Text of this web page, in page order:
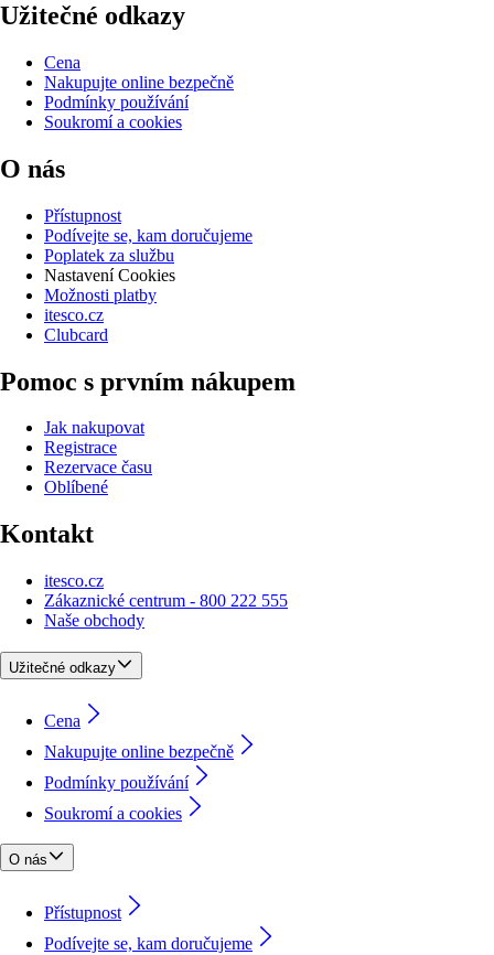
Užitečné odkazy
Cena
Nakupujte online bezpečně
Podmínky používání
Soukromí a cookies
O nás
Přístupnost
Podívejte se, kam doručujeme
Poplatek za službu
Nastavení Cookies
Možnosti platby
itesco.cz
Clubcard
Pomoc s prvním nákupem
Jak nakupovat
Registrace
Rezervace času
Oblíbené
Kontakt
itesco.cz
Zákaznické centrum - 800 222 555
Naše obchody
Užitečné odkazy
Cena
Nakupujte online bezpečně
Podmínky používání
Soukromí a cookies
O nás
Přístupnost
Podívejte se, kam doručujeme